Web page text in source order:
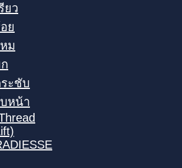
ยว
ย
ม
ะชับ
หน้า